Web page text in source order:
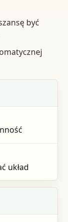
być
układ